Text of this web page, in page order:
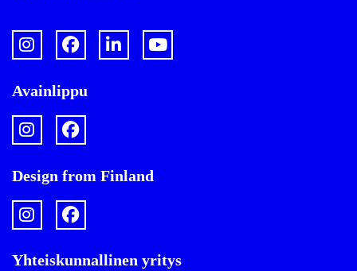
Avainlippu
Design from Finland
Yhteiskunnallinen yritys